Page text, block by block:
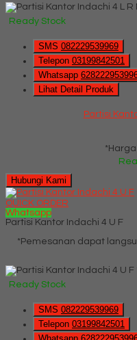
Ready Stock
SMS 082229539969
Telepon 03199842501
Whatsapp
Lihat Detail Produk
Partisi
*Harga
Hubungi Kami
QUICK ORDER
Whatsapp
Partisi Kantor Indachi 4 U F
*Pemesanan dapat
Ready Stock
SMS 082229539969
Telepon 03199842501